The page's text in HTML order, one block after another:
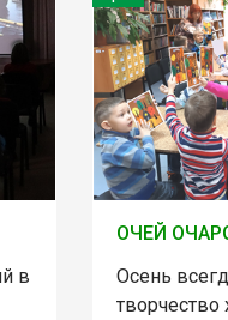
в
ОЧЕЙ
Осень